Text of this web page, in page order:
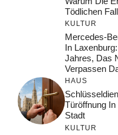
Tödlichen
KULTUR
Mercedes-
In
Jahres, Das
Verpassen
HAUS
Türöffnung
Stadt
KULTUR